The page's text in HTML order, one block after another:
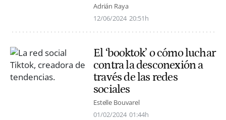
Adrián Raya
12/06/2024 20:51h
El ‘booktok’ o cómo luchar
contra la desconexión a
través de las redes
sociales
Estelle Bouvarel
01/02/2024 01:44h